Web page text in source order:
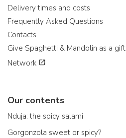
Delivery times and costs
Frequently Asked Questions
Contacts
Give Spaghetti & Mandolin as a gift
Network
Our contents
Nduja: the spicy salami
Gorgonzola sweet or spicy?